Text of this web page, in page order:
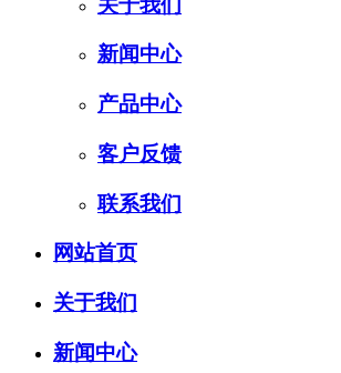
关于我们
新闻中心
产品中心
客户反馈
联系我们
网站首页
关于我们
新闻中心